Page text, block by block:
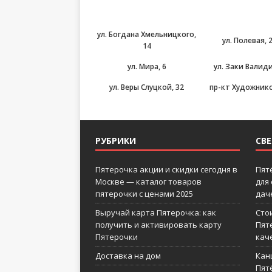
ул. Богдана Хмельницкого,
14
ул. Полевая,
ул. Мира, 6 ул. Заки
ул. Веры Слуцкой, 32
пр-кт
РУБРИКИ
Пятерочка акции и скидки сегодня в
Москве — каталог товаров
пятерочки с ценами 2025
Выручай карта Пятерочка: как
получить и активировать карту
Пятерочки
Доставка на дом
для